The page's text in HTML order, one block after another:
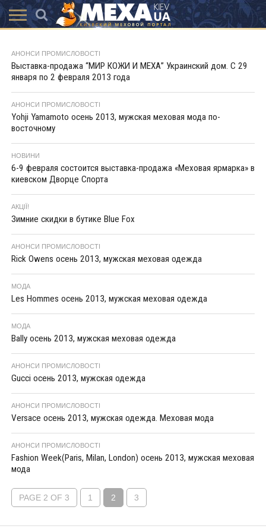
АКЦІЇ
ВИСТАВКИ
ПОСЛУГИ
МАГАЗИНИ
ХУТРЯНА
МОДА
НОВИНИ
КОНТАКТИ
АКСЕССУАРИ
АНОНСИ ПРОМИСЛОВОСТІ
Выставка-продажа “МИР КОЖИ И МЕХА” Украинский дом. С 29
января по 2 февраля 2013 года
АНОНСИ ПРОМИСЛОВОСТІ
Yohji Yamamoto осень 2013, мужская меховая мода по-
восточному
НОВИНИ
6-9 февраля состоится выставка-продажа «Меховая ярмарка» в
киевском Дворце Спорта
АКЦІЇ!
Зимние скидки в бутике Blue Fox
АНОНСИ ПРОМИСЛОВОСТІ
Rick Owens осень 2013, мужская меховая одежда
МОДА
Les Hommes осень 2013, мужская меховая одежда
МОДА
Bally осень 2013, мужская меховая одежда
АНОНСИ ПРОМИСЛОВОСТІ
Gucci осень 2013, мужская одежда
АНОНСИ ПРОМИСЛОВОСТІ
Versace осень 2013, мужская одежда. Меховая мода
АНОНСИ ПРОМИСЛОВОСТІ
Fashion Week(Paris, Milan, London) осень 2013, мужская меховая
мода
PAGE 2 OF 3 1 2 3